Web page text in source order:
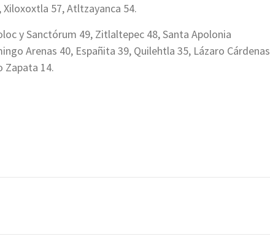
Xiloxoxtla 57, Atltzayanca 54.
y Sanctórum 49, Zitlaltepec 48, Santa Apolonia
Arenas 40, Españita 39, Quilehtla 35, Lázaro Cárdenas
Zapata 14.